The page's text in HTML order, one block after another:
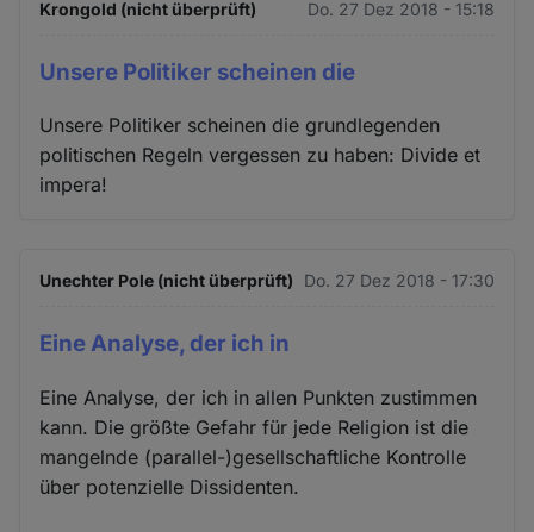
Krongold (nicht überprüft) Do. 27 Dez 2018 - 15:18
Unsere Politiker scheinen die
Unsere Politiker scheinen die grundlegenden
politischen Regeln vergessen zu haben: Divide et
impera!
Unechter Pole (nicht überprüft) Do. 27 Dez 2018 - 17:30
Eine Analyse, der ich in
Eine Analyse, der ich in allen Punkten zustimmen
kann. Die größte Gefahr für jede Religion ist die
mangelnde (parallel-)gesellschaftliche Kontrolle
über potenzielle Dissidenten.